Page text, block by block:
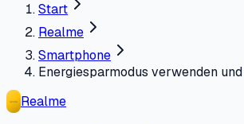
Start
Realme
Smartphone
Energiesparmodus verwenden
Realme